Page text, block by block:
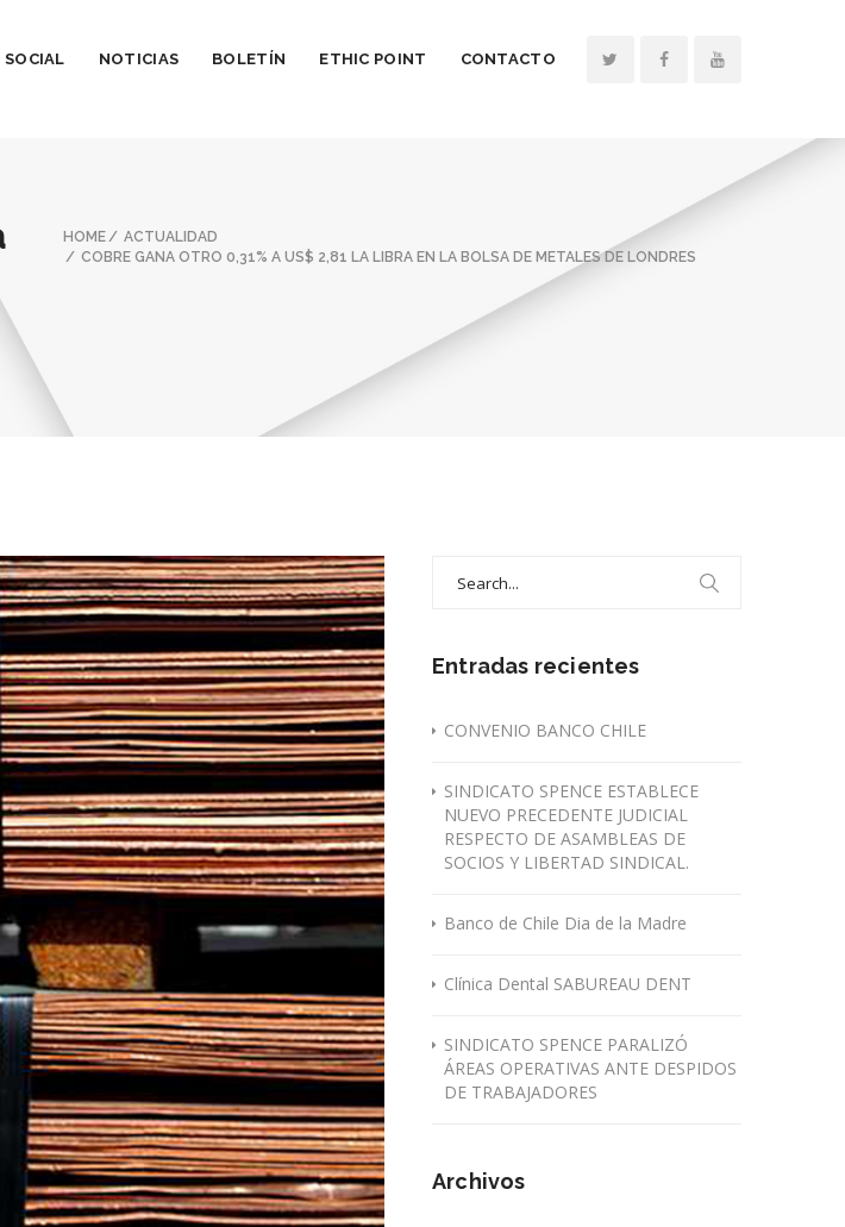
SOCIAL NOTICIAS BOLETÍN ETHIC POINT CONTACTO
HOME
ACTUALIDAD
COBRE GANA OTRO 0,31% A US$ 2,81 LA LIBRA EN LA BOLSA DE METALES DE LONDRES
Entradas recientes
CONVENIO BANCO CHILE
SINDICATO SPENCE ESTABLECE
NUEVO PRECEDENTE JUDICIAL
RESPECTO DE ASAMBLEAS DE
SOCIOS Y LIBERTAD SINDICAL.
Banco de Chile Dia de la Madre
Clínica Dental SABUREAU DENT
SINDICATO SPENCE PARALIZÓ
ÁREAS OPERATIVAS ANTE DESPIDOS
DE TRABAJADORES
Archivos